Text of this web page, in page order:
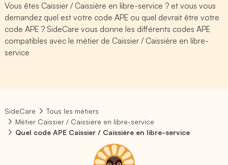
Vous êtes Caissier / Caissière en libre-service ? et vous vous
demandez quel est votre code APE ou quel devrait être votre
code APE ? SideCare vous donne les différents codes APE
compatibles avec le métier de Caissier / Caissière en libre-
service
SideCare
Tous les métiers
Métier Caissier / Caissière en libre-service
Quel code APE Caissier / Caissière en libre-service